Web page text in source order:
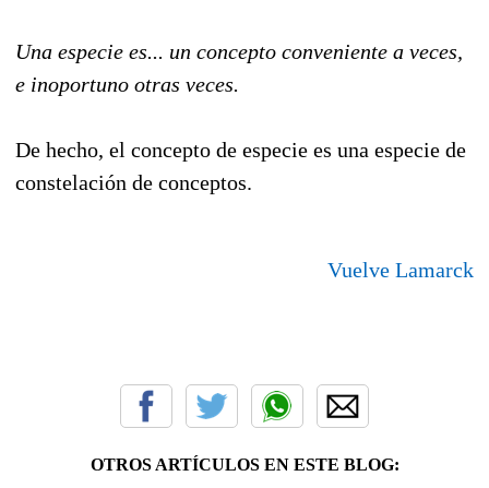
Una especie es... un concepto conveniente a veces,
e inoportuno otras veces.
De hecho, el concepto de especie es una especie de
constelación de conceptos.
Vuelve Lamarck
OTROS ARTÍCULOS EN ESTE BLOG: